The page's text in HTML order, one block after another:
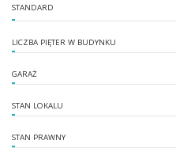
STANDARD
LICZBA PIĘTER W BUDYNKU
GARAŻ
STAN LOKALU
STAN PRAWNY